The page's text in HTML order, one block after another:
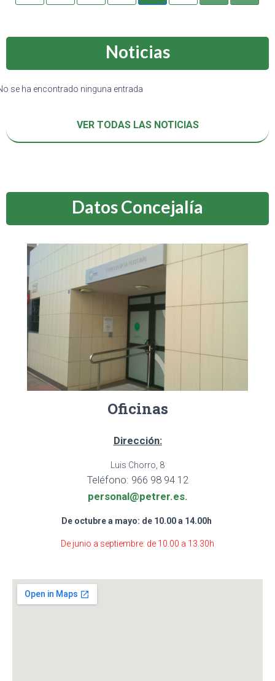
Noticias
se ha encontrado ninguna entrada
VER TODAS LAS NOTICIAS
Datos Concejalía
Oficinas
Dirección:
Luis Chorro, 8
Teléfono: 966 98 94 12
personal@petrer.es.
De octubre a mayo: de 10.00 a 14.00h
De junio a septiembre: de 10.00 a 13.30h